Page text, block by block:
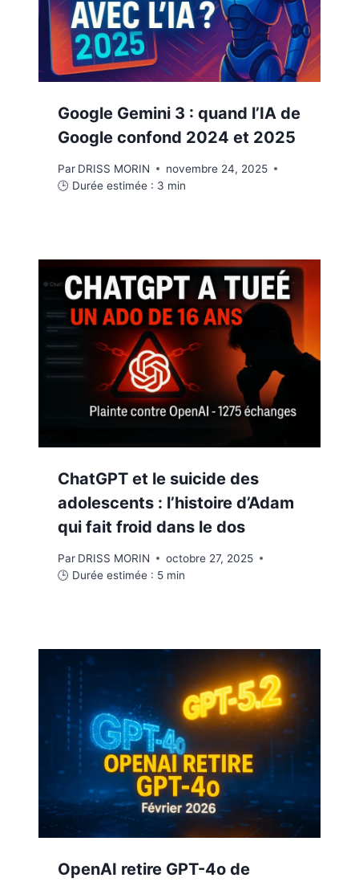
Google Gemini 3 : quand l’IA de
Google confond 2024 et 2025
Par DRISS MORIN
novembre 24, 2025
🕒 Durée estimée : 3 min
ChatGPT et le suicide des
adolescents : l’histoire d’Adam
qui fait froid dans le dos
Par DRISS MORIN
octobre 27, 2025
🕒 Durée estimée : 5 min
OpenAI retire GPT-4o de